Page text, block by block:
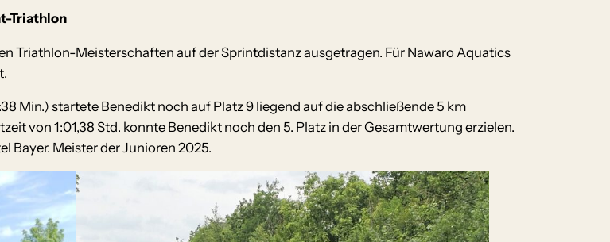
Triathlon
Triathlon-Meisterschaften auf der Sprintdistanz ausgetragen. Für Nawaro Aquatics
Min.) startete Benedikt noch auf Platz 9 liegend auf die abschließende 5 km
von 1:01,38 Std. konnte Benedikt noch den 5. Platz in der Gesamtwertung erzielen.
Bayer. Meister der Junioren 2025.